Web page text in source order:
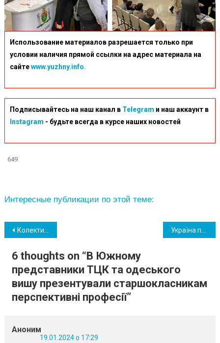
Использование материалов разрешается только при
условии наличия прямой ссылки на адрес материала на
сайтеwww.yuzhny.info.
Подписывайтесь на наш канал в Telegram и наш аккаунт в
Instagram - будьте всегда в курсе наших новостей
649
Интересные публикации по этой теме:
Навігація
записів
Колектив залізничного цеху ОПЗ написав звернення до влади щодо «фатальної» ситуації на заводі
6 thoughts on “В Южному
представники ТЦК та одеського
вишу презентували старшокласникам
перспективні професії”
Аноним
19.01.2024 о 17:29